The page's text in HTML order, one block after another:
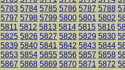
5783 5784 5785 5786 5787 5788
5797 5798 5799 5800 5801 5802
5811 5812 5813 5814 5815 5816
5825 5826 5827 5828 5829 5830
5839 5840 5841 5842 5843 5844
5853 5854 5855 5856 5857 5858
5867 5868 5869 5870 5871 5872